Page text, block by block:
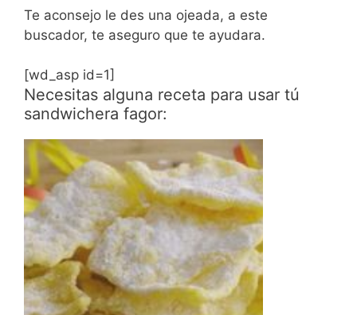
Te aconsejo le des una ojeada, a este
buscador, te aseguro que te ayudara.
[wd_asp id=1]
Necesitas alguna receta para usar tú
sandwichera fagor: